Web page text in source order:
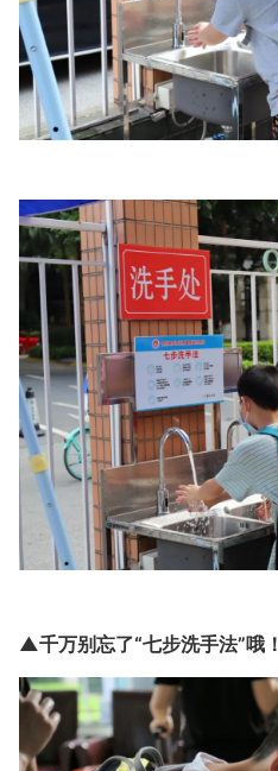
▲千万别忘了“七步洗手法”哦！